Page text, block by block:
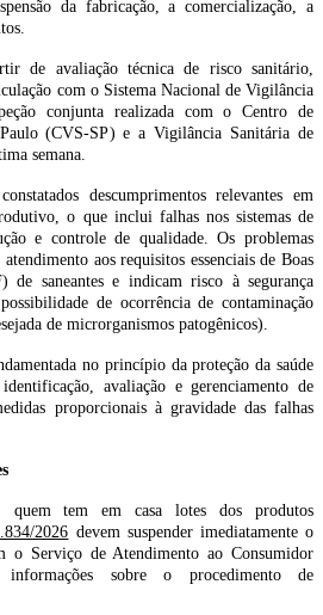
da fabricação, a comercialização, a
de avaliação técnica de risco sanitário,
com o Sistema Nacional de Vigilância
conjunta realizada com o Centro de
(CVS-SP) e a Vigilância Sanitária de
semana.
descumprimentos relevantes em
o que inclui falhas nos sistemas de
e controle de qualidade. Os problemas
aos requisitos essenciais de Boas
de saneantes e indicam risco à segurança
de ocorrência de contaminação
de microrganismos patogênicos).
no princípio da proteção da saúde
avaliação e gerenciamento de
proporcionais à gravidade das falhas
tem em casa lotes dos produtos
2026 devem suspender imediatamente o
o Serviço de Atendimento ao Consumidor
sobre o procedimento de